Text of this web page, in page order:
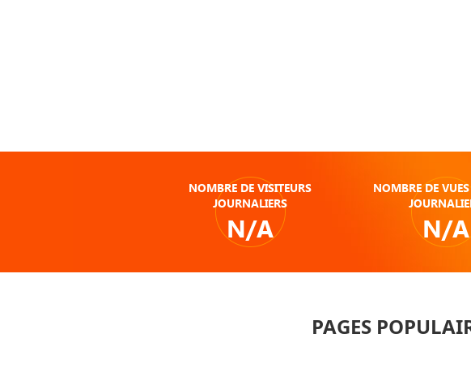
NOMBRE DE VISITEURS
JOURNALIERS
N/A
NOMBRE DE
N/A
PAGES